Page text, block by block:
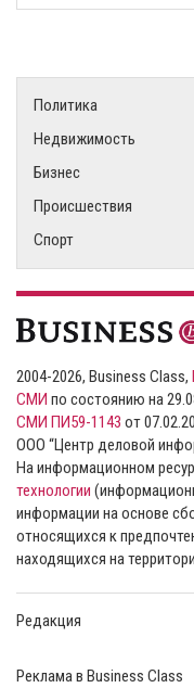
Политика
Недвижимость
Бизнес
Происшествия
Спорт
2004-2026, Business Class,
СМИ по состоянию на
СМИ ПИ59-1143 от
ООО “Центр деловой
На информационном
технологии
информации на основе
относящихся к
находящихся на
Редакция
Реклама в Business Class